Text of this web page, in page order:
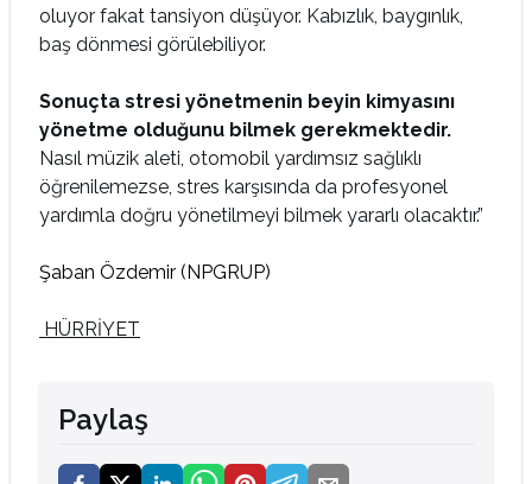
oluyor fakat tansiyon düşüyor. Kabızlık, baygınlık,
baş dönmesi görülebiliyor.
Sonuçta stresi yönetmenin beyin kimyasını
yönetme oldu­ğunu bilmek gerekmektedir.
Nasıl müzik aleti, otomobil yar­dımsız sağlıklı
öğrenilemezse, stres karşısında da profesyonel
yardımla doğru yönetilmeyi bilmek yararlı olacaktır.”
Şaban Özdemir (NPGRUP)
HÜRRİYET
Paylaş